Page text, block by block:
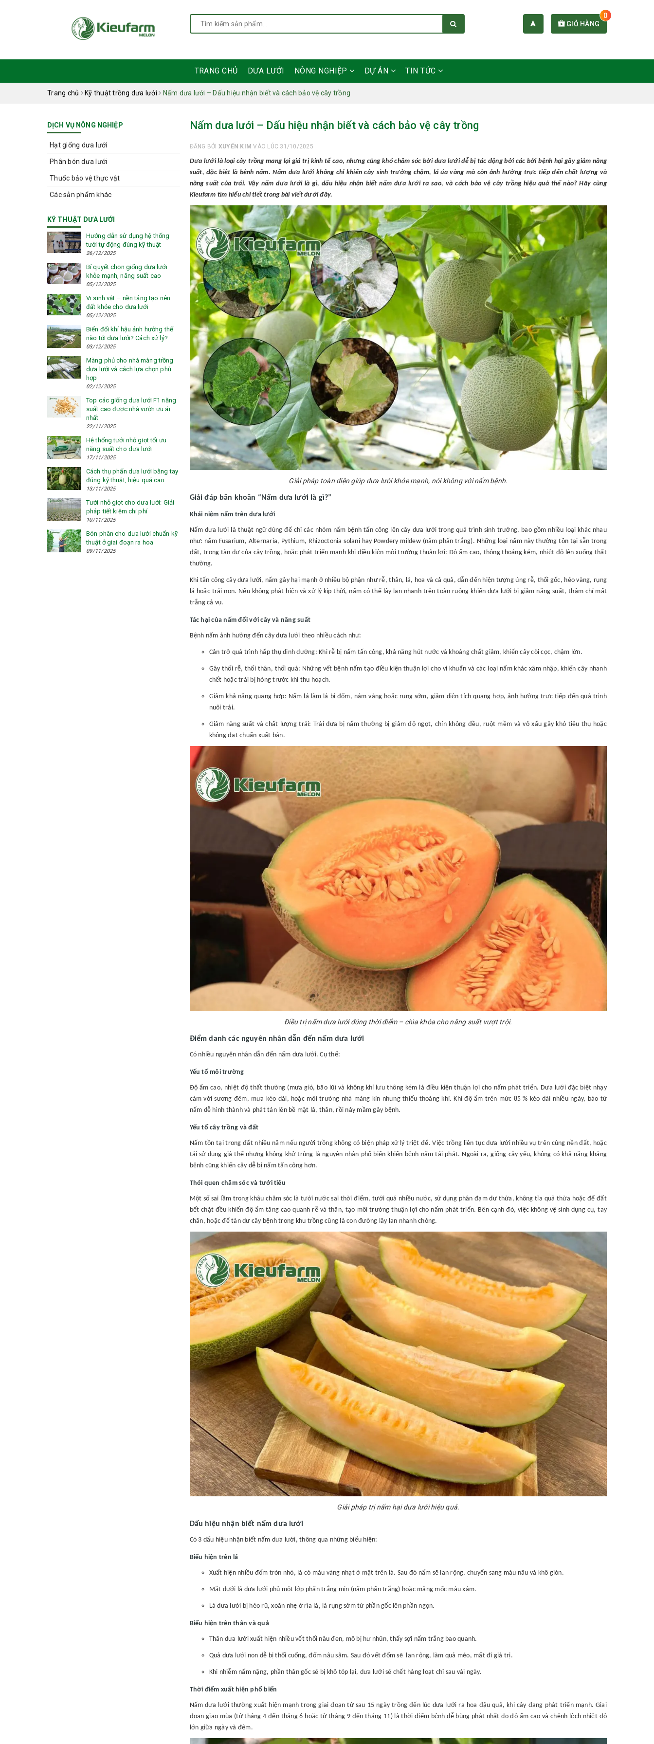
GIỎ HÀNG
0
TRANG CHỦ DƯA LƯỚI NÔNG NGHIỆP DỰ ÁN TIN TỨC
Trang chủ Kỹ thuật trồng dưa lưới Nấm dưa lưới – Dấu hiệu nhận biết và cách bảo vệ cây trồng
Nấm dưa lưới – Dấu hiệu nhận biết và cách bảo vệ cây trồng
ĐĂNG BỞI XUYẾN KIM VÀO LÚC 31/10/2025
Dưa lưới là loại cây trồng mang lại giá trị kinh tế cao, nhưng cũng khó chăm sóc bởi dưa lưới dễ bị tác động bởi các bởi bệnh hại gây giảm năng
suất, đặc biệt là bệnh nấm. Nấm dưa lưới không chỉ khiến cây sinh trưởng chậm, lá úa vàng mà còn ảnh hưởng trực tiếp đến chất lượng và
năng suất của trái. Vậy nấm dưa lưới là gì, dấu hiệu nhận biết nấm dưa lưới ra sao, và cách bảo vệ cây trồng hiệu quả thế nào? Hãy cùng
Kieufarm tìm hiểu chi tiết trong bài viết dưới đây.
Giải pháp toàn diện giúp dưa lưới khỏe mạnh, nói không với nấm bệnh.
Giải đáp băn khoăn “Nấm dưa lưới là gì?”
Khái niệm nấm trên dưa lưới
Nấm dưa lưới là thuật ngữ dùng để chỉ các nhóm nấm bệnh tấn công lên cây dưa lưới trong quá trình sinh trưởng, bao gồm nhiều loại khác nhau
như: nấm Fusarium, Alternaria, Pythium, Rhizoctonia solani hay Powdery mildew (nấm phấn trắng). Những loại nấm này thường tồn tại sẵn trong
đất, trong tàn dư của cây trồng, hoặc phát triển mạnh khi điều kiện môi trường thuận lợi: Độ ẩm cao, thông thoáng kém, nhiệt độ lên xuống thất
thường.
Khi tấn công cây dưa lưới, nấm gây hại mạnh ở nhiều bộ phận như rễ, thân, lá, hoa và cả quả, dẫn đến hiện tượng úng rễ, thối gốc, héo vàng, rụng
lá hoặc trái non. Nếu không phát hiện và xử lý kịp thời, nấm có thể lây lan nhanh trên toàn ruộng khiến dưa lưới bị giảm năng suất, thậm chí mất
trắng cả vụ.
Tác hại của nấm đối với cây và năng suất
Bệnh nấm ảnh hưởng đến cây dưa lưới theo nhiều cách như:
Cản trở quá trình hấp thụ dinh dưỡng: Khi rễ bị nấm tấn công, khả năng hút nước và khoáng chất giảm, khiến cây còi cọc, chậm lớn.
Gây thối rễ, thối thân, thối quả: Những vết bệnh nấm tạo điều kiện thuận lợi cho vi khuẩn và các loại nấm khác xâm nhập, khiến cây nhanh
chết hoặc trái bị hỏng trước khi thu hoạch.
Giảm khả năng quang hợp: Nấm lá làm lá bị đốm, nám vàng hoặc rụng sớm, giảm diện tích quang hợp, ảnh hưởng trực tiếp đến quá trình
nuôi trái.
Giảm năng suất và chất lượng trái: Trái dưa bị nấm thường bị giảm độ ngọt, chín không đều, ruột mềm và vỏ xấu gây khó tiêu thụ hoặc
không đạt chuẩn xuất bán.
Điều trị nấm dưa lưới đúng thời điểm – chìa khóa cho năng suất vượt trội.
Điểm danh các nguyên nhân dẫn đến nấm dưa lưới
Có nhiều nguyên nhân dẫn đến nấm dưa lưới. Cụ thể:
Yếu tố môi trường
Độ ẩm cao, nhiệt độ thất thường (mưa gió, bão lũ) và không khí lưu thông kém là điều kiện thuận lợi cho nấm phát triển. Dưa lưới đặc biệt nhạy
cảm với sương đêm, mưa kéo dài, hoặc môi trường nhà màng kín nhưng thiếu thoáng khí. Khi độ ẩm trên mức 85 % kéo dài nhiều ngày, bào tử
nấm dễ hình thành và phát tán lên bề mặt lá, thân, rồi nảy mầm gây bệnh.
Yếu tố cây trồng và đất
Nấm tồn tại trong đất nhiều năm nếu người trồng không có biện pháp xử lý triệt để. Việc trồng liên tục dưa lưới nhiều vụ trên cùng nền đất, hoặc
tái sử dụng giá thể nhưng không khử trùng là nguyên nhân phổ biến khiến bệnh nấm tái phát. Ngoài ra, giống cây yếu, không có khả năng kháng
bệnh cũng khiến cây dễ bị nấm tấn công hơn.
Thói quen chăm sóc và tưới tiêu
Một số sai lầm trong khâu chăm sóc là tưới nước sai thời điểm, tưới quá nhiều nước, sử dụng phân đạm dư thừa, không tỉa quả thừa hoặc để đất
bết chặt đều khiến độ ẩm tăng cao quanh rễ và thân, tạo môi trường thuận lợi cho nấm phát triển. Bên cạnh đó, việc không vệ sinh dụng cụ, tay
chân, hoặc để tàn dư cây bệnh trong khu trồng cũng là con đường lây lan nhanh chóng.
Giải pháp trị nấm hại dưa lưới hiệu quả.
Dấu hiệu nhận biết nấm dưa lưới
Có 3 dấu hiệu nhận biết nấm dưa lưới, thông qua những biểu hiện:
Biểu hiện trên lá
Xuất hiện nhiều đốm tròn nhỏ, lá có màu vàng nhạt ở mặt trên lá. Sau đó nấm sẽ lan rộng, chuyển sang màu nâu và khô giòn.
Mặt dưới lá dưa lưới phủ một lớp phấn trắng mịn (nấm phấn trắng) hoặc mảng mốc màu xám.
Lá dưa lưới bị héo rũ, xoăn nhẹ ở rìa lá, lá rụng sớm từ phần gốc lên phần ngọn.
Biểu hiện trên thân và quả
Thân dưa lưới xuất hiện nhiều vết thối nâu đen, mô bị hư nhũn, thấy sợi nấm trắng bao quanh.
Quả dưa lưới non dễ bị thối cuống, đốm nâu sậm. Sau đó vết đốm sẽ lan rộng, làm quả méo, mất đi giá trị.
Khi nhiễm nấm nặng, phần thân gốc sẽ bị khô tóp lại, dưa lưới sẽ chết hàng loạt chỉ sau vài ngày.
Thời điểm xuất hiện phổ biến
Nấm dưa lưới thường xuất hiện mạnh trong giai đoạn từ sau 15 ngày trồng đến lúc dưa lưới ra hoa đậu quả, khi cây đang phát triển mạnh. Giai
đoạn giao mùa (từ tháng 4 đến tháng 6 hoặc từ tháng 9 đến tháng 11) là thời điểm bệnh dễ bùng phát nhất do độ ẩm cao và chênh lệch nhiệt độ
lớn giữa ngày và đêm.
DỊCH VỤ NÔNG NGHIỆP
Hạt giống dưa lưới
Phân bón dưa lưới
Thuốc bảo vệ thực vật
Các sản phẩm khác
KỸ THUẬT DƯA LƯỚI
Hướng dẫn sử dụng hệ thống
tưới tự động đúng kỹ thuật
26/12/2025
Bí quyết chọn giống dưa lưới
khỏe mạnh, năng suất cao
05/12/2025
Vi sinh vật – nền tảng tạo nên
đất khỏe cho dưa lưới
05/12/2025
Biến đổi khí hậu ảnh hưởng thế
nào tới dưa lưới? Cách xử lý?
03/12/2025
Màng phủ cho nhà màng trồng
dưa lưới và cách lựa chọn phù
hợp
02/12/2025
Top các giống dưa lưới F1 năng
suất cao được nhà vườn ưu ái
nhất
22/11/2025
Hệ thống tưới nhỏ giọt tối ưu
năng suất cho dưa lưới
17/11/2025
Cách thụ phấn dưa lưới bằng tay
đúng kỹ thuật, hiệu quả cao
13/11/2025
Tưới nhỏ giọt cho dưa lưới: Giải
pháp tiết kiệm chi phí
10/11/2025
Bón phân cho dưa lưới chuẩn kỹ
thuật ở giai đoạn ra hoa
09/11/2025